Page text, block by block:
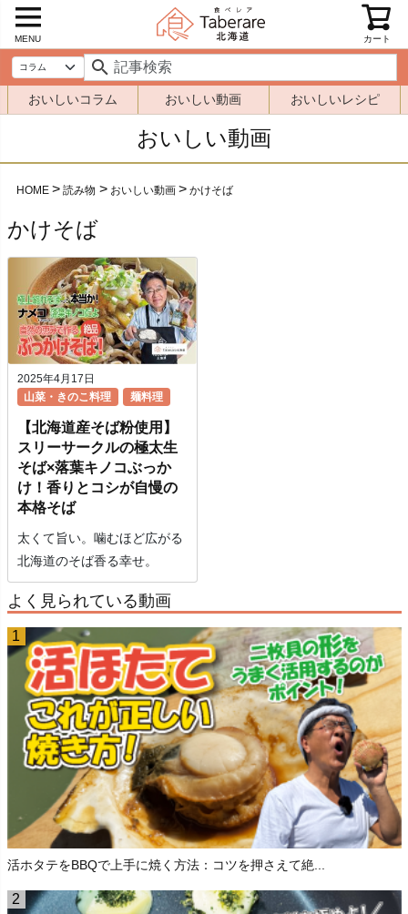
MENU カート
おいしいコラム おいしい動画 おいしいレシピ
おいしい動画
HOME 読み物 おいしい動画 かけそば
かけそば
2025年4月17日
山菜・きのこ料理
麺料理
【北海道産そば粉使用】
スリーサークルの極太生
そば×落葉キノコぶっか
け！香りとコシが自慢の
本格そば
太くて旨い。噛むほど広がる
北海道のそば香る幸せ。
よく見られている動画
活ホタテをBBQで上手に焼く方法：コツを押さえて絶...